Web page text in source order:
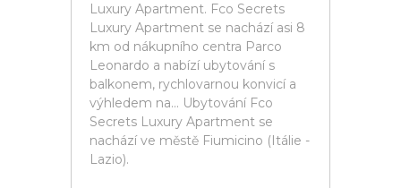
Luxury Apartment. Fco Secrets
Luxury Apartment se nachází asi 8
km od nákupního centra Parco
Leonardo a nabízí ubytování s
balkonem, rychlovarnou konvicí a
výhledem na... Ubytování Fco
Secrets Luxury Apartment se
nachází ve městě Fiumicino (Itálie -
Lazio).